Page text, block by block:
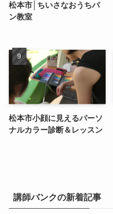
松本市│ちいさなおうちパ
ン教室
松本市小顔に見えるパーソ
ナルカラー診断＆レッスン
講師バンクの新着記事